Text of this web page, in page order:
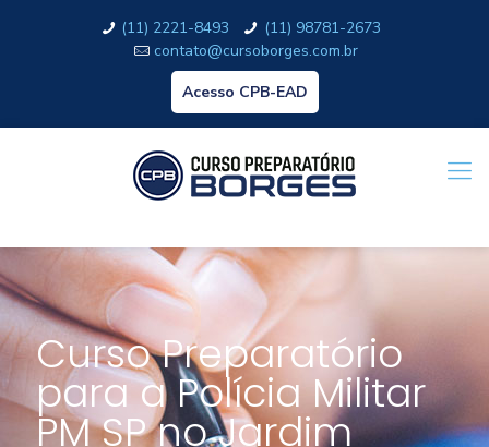
(11) 2221-8493
(11) 98781-2673
contato@cursoborges.com.br
Acesso CPB-EAD
Curso Preparatório
para a Polícia Militar
PM SP no Jardim